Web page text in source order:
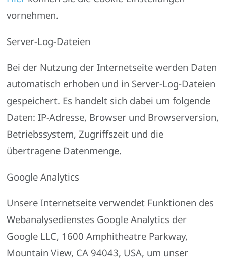
vornehmen.
Server-Log-Dateien
Bei der Nutzung der Internetseite werden Daten
automatisch erhoben und in Server-Log-Dateien
gespeichert. Es handelt sich dabei um folgende
Daten: IP-Adresse, Browser und Browserversion,
Betriebssystem, Zugriffszeit und die
übertragene Datenmenge.
Google Analytics
Unsere Internetseite verwendet Funktionen des
Webanalysedienstes Google Analytics der
Google LLC, 1600 Amphitheatre Parkway,
Mountain View, CA 94043, USA, um unser